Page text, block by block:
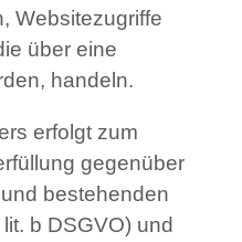
Websitezugriffe
über eine
handeln.
erfolgt zum
gegenüber
bestehenden
b DSGVO) und